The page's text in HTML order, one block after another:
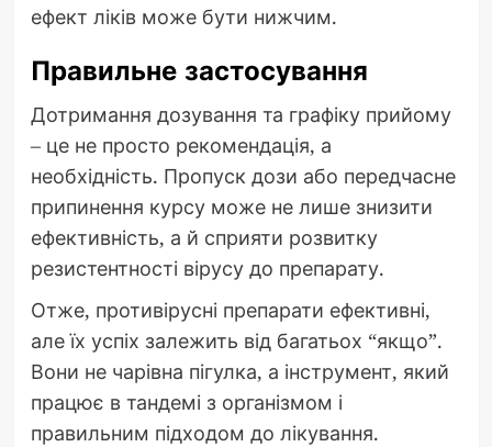
ефект ліків може бути нижчим.
Правильне застосування
Дотримання дозування та графіку прийому
– це не просто рекомендація, а
необхідність. Пропуск дози або передчасне
припинення курсу може не лише знизити
ефективність, а й сприяти розвитку
резистентності вірусу до препарату.
Отже, противірусні препарати ефективні,
але їх успіх залежить від багатьох “якщо”.
Вони не чарівна пігулка, а інструмент, який
працює в тандемі з організмом і
правильним підходом до лікування.